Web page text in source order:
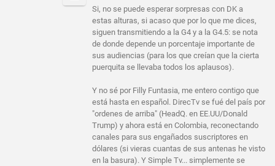
Si, no se puede esperar sorpresas con DK a
estas alturas, si acaso que por lo que me dices,
siguen transmitiendo a la G4 y a la G4.5: se nota
de donde depende un porcentaje importante de
sus audiencias (para los que creían que la cierta
puerquita se llevaba todos los aplausos).
Y no sé por Filly Funtasia, me entero contigo que
está hasta en español. DirecTv se fué del país por
"ordenes de arriba" (HeadQ. en EE.UU/Donald
Trump) y ahora está en Colombia, reconectando
canales para sus engañados suscriptores en
dólares (si vieras cuantas de sus antenas he visto
en la basura). Y Simple Tv... simplemente se